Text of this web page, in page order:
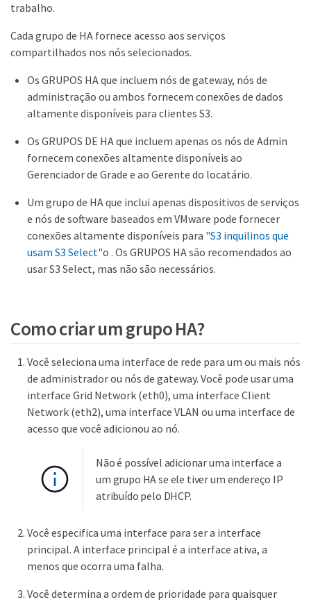
trabalho.
Cada grupo de HA fornece acesso aos serviços
compartilhados nos nós selecionados.
Os GRUPOS HA que incluem nós de gateway, nós de
administração ou ambos fornecem conexões de dados
altamente disponíveis para clientes S3.
Os GRUPOS DE HA que incluem apenas os nós de Admin
fornecem conexões altamente disponíveis ao
Gerenciador de Grade e ao Gerente do locatário.
Um grupo de HA que inclui apenas dispositivos de serviços
e nós de software baseados em VMware pode fornecer
conexões altamente disponíveis para "S3 inquilinos que
usam S3 Select"o . Os GRUPOS HA são recomendados ao
usar S3 Select, mas não são necessários.
Como criar um grupo HA?
Você seleciona uma interface de rede para um ou mais nós
de administrador ou nós de gateway. Você pode usar uma
interface Grid Network (eth0), uma interface Client
Network (eth2), uma interface VLAN ou uma interface de
acesso que você adicionou ao nó.
Não é possível adicionar uma interface a
um grupo HA se ele tiver um endereço IP
atribuído pelo DHCP.
Você especifica uma interface para ser a interface
principal. A interface principal é a interface ativa, a
menos que ocorra uma falha.
Você determina a ordem de prioridade para quaisquer